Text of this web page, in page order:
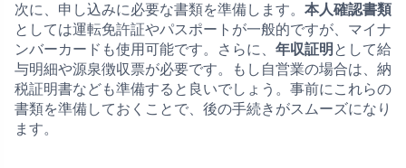
次に、申し込みに必要な書類を準備します。 本人確認書類
としては運転免許証やパスポートが一般的ですが、マイナ
ンバーカードも使用可能です。さらに、 年収証明 として給
与明細や源泉徴収票が必要です。もし自営業の場合は、納
税証明書なども準備すると良いでしょう。事前にこれらの
書類を準備しておくことで、後の手続きがスムーズになり
ます。